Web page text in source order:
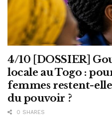
4/10 [DOSSIER]
locale au Togo :
femmes restent-
du pouvoir ?
0 SHARES